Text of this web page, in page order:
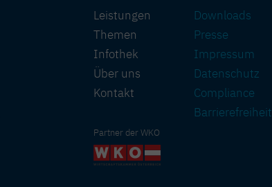
Leistungen
Themen
Infothek
Über uns
Kontakt
Partner der WKO
Downloads
Presse
Impressum
Datenschutz
Compliance
Barriere­freiheit